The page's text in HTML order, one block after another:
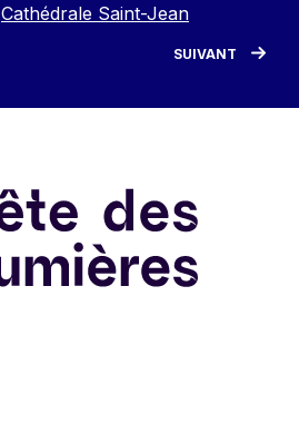
Cathédrale Saint-Jean
SUIVANT